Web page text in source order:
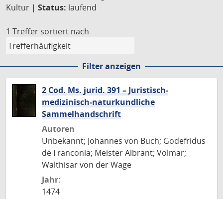
Kultur | Status: laufend
1 Treffer sortiert nach
Filter anzeigen
2 Cod. Ms. jurid. 391 – Juristisch-
medizinisch-naturkundliche
Sammelhandschrift
Autoren
Unbekannt; Johannes von Buch; Godefridus
de Franconia; Meister Albrant; Volmar;
Walthisar von der Wage
Jahr:
1474